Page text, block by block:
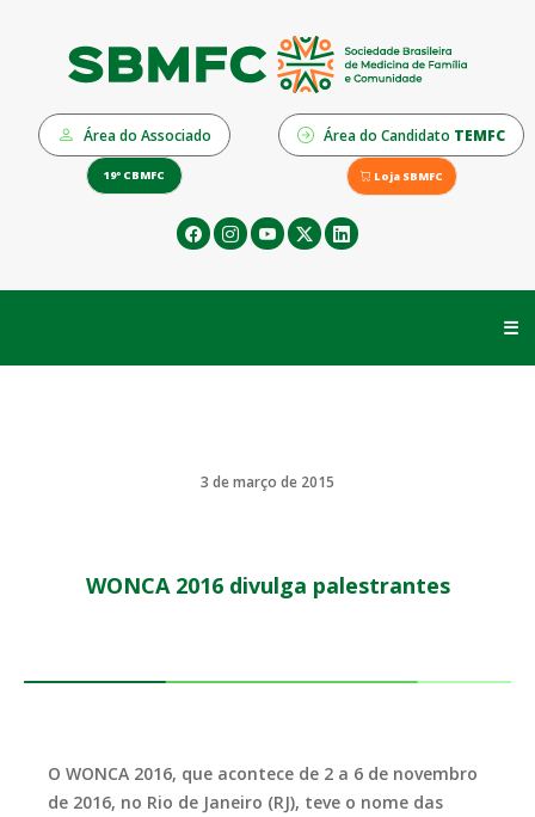
Área do Associado Área do Candidato TEMFC
19º CBMFC Loja SBMFC
☰
3 de março de 2015
WONCA 2016 divulga palestrantes
O WONCA 2016, que acontece de 2 a 6 de novembro
de 2016, no Rio de Janeiro (RJ), teve o nome das